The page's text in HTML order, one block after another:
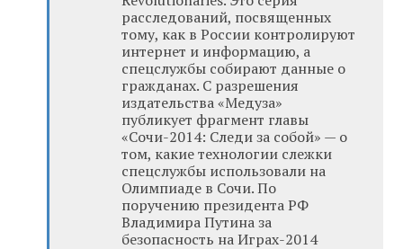
расследований, посвященных
тому, как в России контролируют
интернет и информацию, а
спецслужбы собирают данные о
гражданах. С разрешения
издательства «Медуза»
публикует фрагмент главы
«Сочи-2014: Следи за собой» — о
том, какие технологии слежки
спецслужбы использовали на
Олимпиаде в Сочи. По
поручению президента РФ
Владимира Путина за
безопасность на Играх-2014